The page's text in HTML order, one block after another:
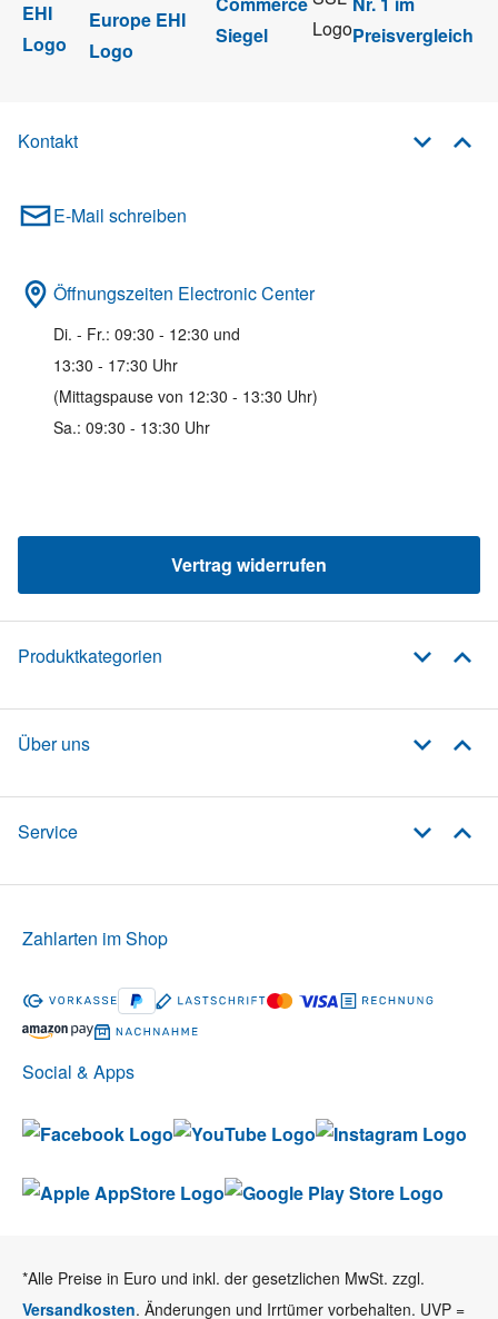
Kontakt
E-Mail schreiben
Öffnungszeiten Electronic Center
Di. - Fr.: 09:30 - 12:30 und
13:30 - 17:30 Uhr
(Mittagspause von 12:30 - 13:30 Uhr)
Sa.: 09:30 - 13:30 Uhr
Vertrag widerrufen
Produktkategorien
Über uns
Service
Social & Apps
Zahlarten im Shop
*Alle Preise in Euro und inkl. der gesetzlichen MwSt. zzgl.
Versandkosten. Änderungen und Irrtümer vorbehalten. UVP =